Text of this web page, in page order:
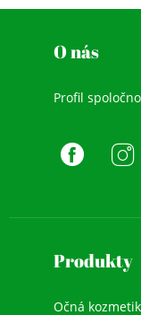
O nás
Profil
Produkty
Očná